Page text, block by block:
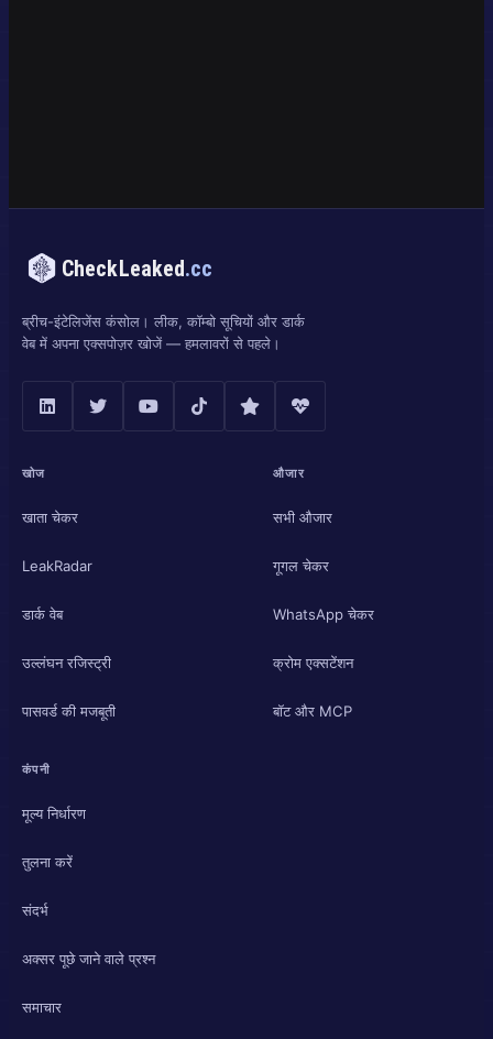
CheckLeaked.cc
ब्रीच-इंटेलिजेंस कंसोल। लीक, कॉम्बो सूचियों और डार्क
वेब में अपना एक्सपोज़र खोजें — हमलावरों से पहले।
खोज
खाता चेकर
LeakRadar
डार्क वेब
उल्लंघन रजिस्ट्री
पासवर्ड की मजबूती
औजार
सभी औजार
गूगल चेकर
WhatsApp चेकर
क्रोम एक्सटेंशन
बॉट और MCP
कंपनी
मूल्य निर्धारण
तुलना करें
संदर्भ
अक्सर पूछे जाने वाले प्रश्न
समाचार